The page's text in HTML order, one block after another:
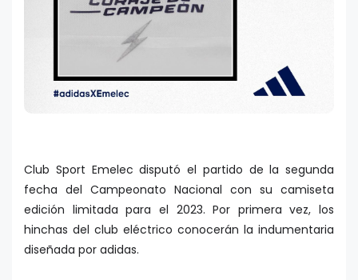
Club Sport Emelec disputó el partido de la segunda
fecha del Campeonato Nacional con su camiseta
edición limitada para el 2023. Por primera vez, los
hinchas del club eléctrico conocerán la indumentaria
diseñada por adidas.